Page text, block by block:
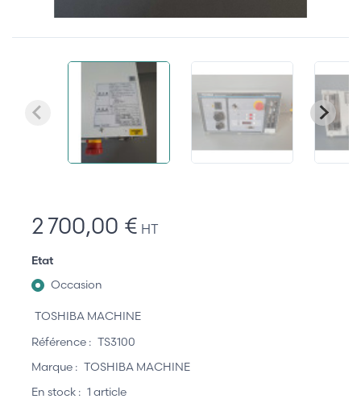
2 700,00 € HT
Etat
Occasion
TOSHIBA MACHINE
Référence : TS3100
Marque : TOSHIBA MACHINE
En stock : 1 article